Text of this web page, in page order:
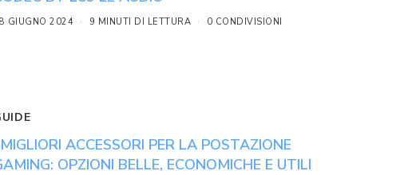
GIUGNO 2024 9 MINUTI DI LETTURA 0 CONDIVISIONI
ACCESSORI PER LA POSTAZIONE
OPZIONI BELLE, ECONOMICHE E UTILI